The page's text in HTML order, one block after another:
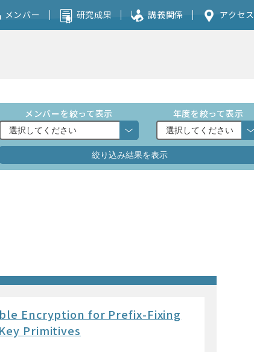
メンバー 研究成果 講義関係 アクセス
メンバーを絞って表示 年度を絞って表示
Encryption for Prefix-Fixing
Primitives